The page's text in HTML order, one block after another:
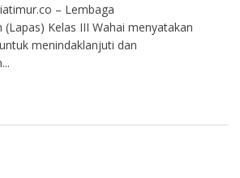
– Lembaga
(Lapas) Kelas III Wahai menyatakan
menindaklanjuti dan